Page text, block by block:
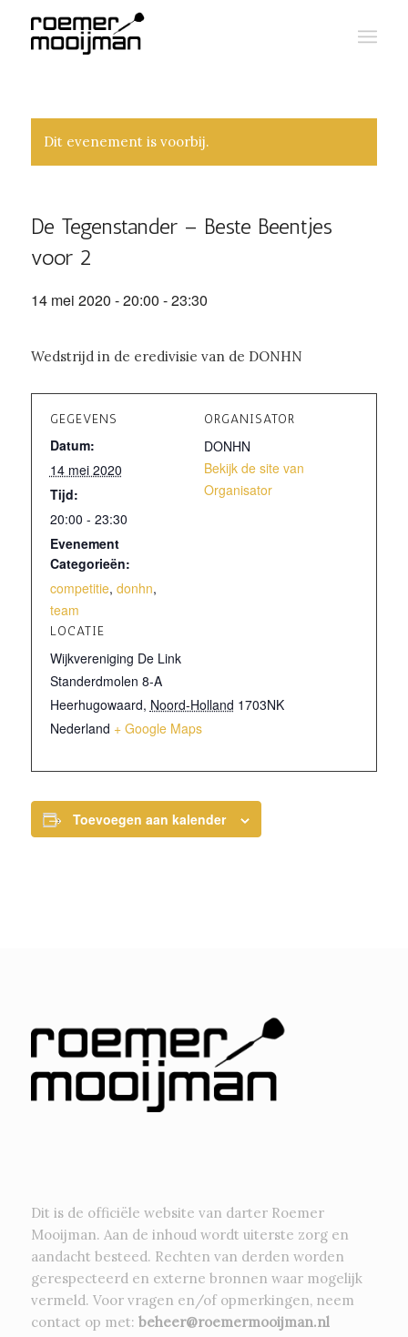
Dit evenement is voorbij.
De Tegenstander – Beste Beentjes
voor 2
14 mei 2020 - 20:00 -23:30
Wedstrijd in de eredivisie van de DONHN
GEGEVENS
Datum:
14 mei 2020
Tijd:
20:00 - 23:30
Evenement
Categorieën:
competitie, donhn,
team
LOCATIE
Wijkvereniging De Link
Standerdmolen 8-A
Heerhugowaard, Noord-Holland 1703NK
Nederland + Google Maps
ORGANISATOR
DONHN
Bekijk de site van
Organisator
Toevoegen aan kalender
Dit is de officiële website van darter Roemer
Mooijman. Aan de inhoud wordt uiterste zorg en
aandacht besteed. Rechten van derden worden
gerespecteerd en externe bronnen waar mogelijk
vermeld. Voor vragen en/of opmerkingen, neem
contact op met: beheer@roemermooijman.nl